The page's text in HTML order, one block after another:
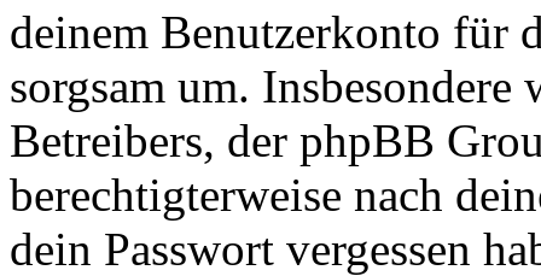
deinem Benutzerkonto für
sorgsam um.
Betreibers, der phpBB
berechtigterweise nach
dein Passwort vergessen